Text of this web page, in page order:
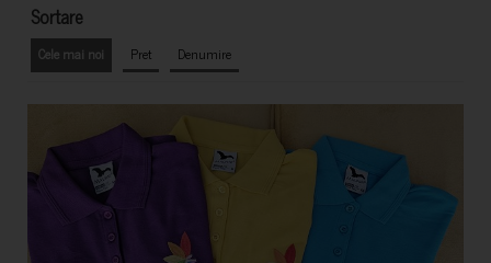
Sortare
Cele mai noi Pret Denumire